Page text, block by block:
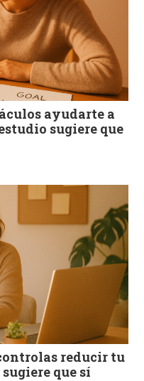
ayudarte a
sugiere que
reducir tu
que sí